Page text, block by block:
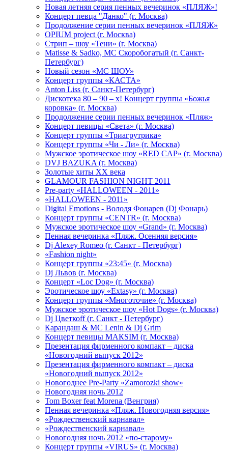
Новая летняя серия пенных вечеринок «ПЛЯЖ»!
Концерт певца "Данко" (г. Москва)
Продолжение серии пенных вечеринок «ПЛЯЖ»
OPIUM project (г. Москва)
Стрип – шоу «Тени» (г. Москва)
Matissе & Sadko, MC Скоробогатый (г. Санкт-
Петербург)
Новый сезон «МС ШОУ»
Концерт группы «КАСТА»
Anton Liss (г. Санкт-Петербург)
Дискотека 80 – 90 – х! Концерт группы «Божья
коровка» (г. Москва)
Продолжение серии пенных вечеринок «Пляж»
Концерт певицы «Света» (г. Москва)
Концерт группы «Триагрутрика»
Концерт группы «Чи - Ли» (г. Москва)
Мужское эротическое шоу «RED CAP» (г. Москва)
DVJ BAZUKA (г. Москва)
Золотые хиты XX века
GLAMOUR FASHION NIGHT 2011
Pre-party «HALLOWEEN - 2011»
«HALLOWEEN - 2011»
Digital Emotions - Володя Фонарев (Dj Фонарь)
Концерт группы «CENTR» (г. Москва)
Мужское эротическое шоу «Grand» (г. Москва)
Пенная вечеринка «Пляж. Осенняя версия»
Dj Alexey Romeo (г. Санкт - Петербург)
«Fashion night»
Концерт группы «23:45» (г. Москва)
Dj Львов (г. Москва)
Концерт «Loc Dog» (г. Москва)
Эротическое шоу «Extasy» (г. Москва)
Концерт группы «Многоточие» (г. Москва)
Мужское эротическое шоу «Hot Dogs» (г. Москва)
Dj Цветкоff (г. Санкт - Петербург)
Карандаш & МС Lenin & Dj Grim
Концерт певицы МАКSIМ (г. Москва)
Презентация фирменного компакт – диска
«Новогодний выпуск 2012»
Презентация фирменного компакт – диска
«Новогодний выпуск 2012»
Новогоднее Pre-Party «Zamorozki show»
Новогодняя ночь 2012
Tom Boxer feat Morena (Венгрия)
Пенная вечеринка «Пляж. Новогодняя версия»
«Рождественский карнавал»
«Рождественский карнавал»
Новогодняя ночь 2012 «по-старому»
Концерт группы «VIRUS» (г. Москва)